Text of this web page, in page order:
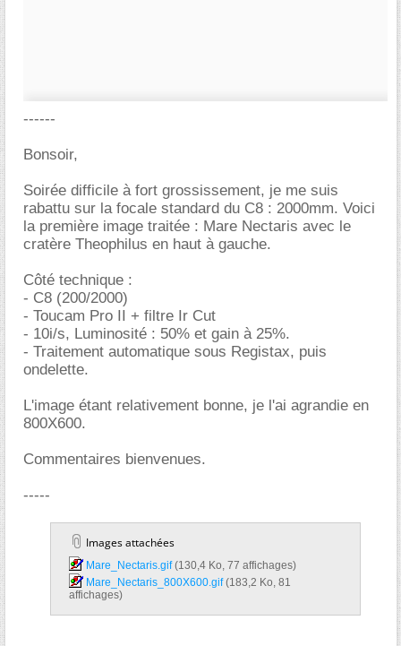
------
Bonsoir,
Soirée difficile à fort grossissement, je me suis
rabattu sur la focale standard du C8 : 2000mm. Voici
la première image traitée : Mare Nectaris avec le
cratère Theophilus en haut à gauche.
Côté technique :
- C8 (200/2000)
- Toucam Pro II + filtre Ir Cut
- 10i/s, Luminosité : 50% et gain à 25%.
- Traitement automatique sous Registax, puis
ondelette.
L'image étant relativement bonne, je l'ai agrandie en
800X600.
Commentaires bienvenues.
-----
Images attachées
Mare_Nectaris.gif‎ (130,4 Ko, 77 affichages)
Mare_Nectaris_800X600.gif‎(183,2 Ko, 81
affichages)